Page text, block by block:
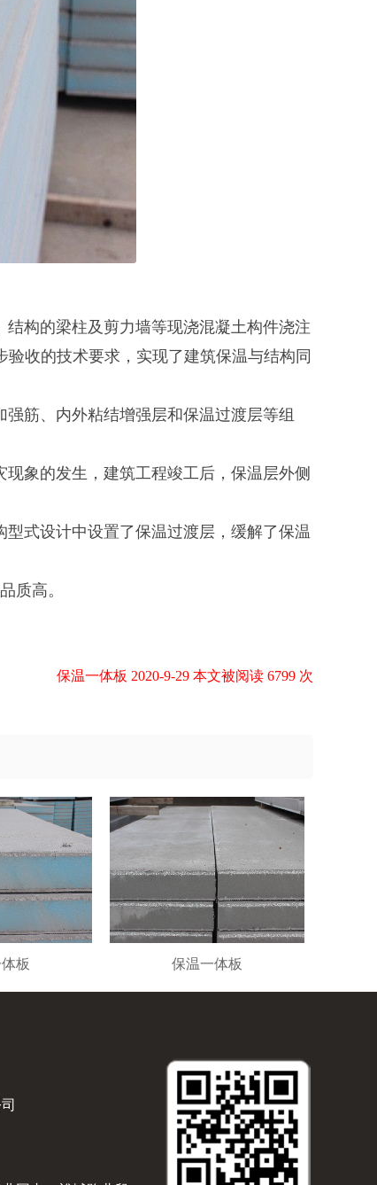
构的梁柱及剪力墙等现浇混凝土构件浇注
收的技术要求，实现了建筑保温与结构同
筋、内外粘结增强层和保温过渡层等组
象的发生，建筑工程竣工后，保温层外侧
式设计中设置了保温过渡层，缓解了保温
质高。
保温一体板 2020-9-29 本文被阅读 6799 次
板 保温一体板